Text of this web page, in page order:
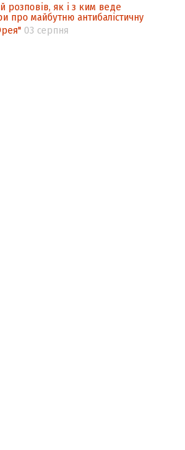
розповів, як і з ким веде
про майбутню антибалістичну
03 серпня